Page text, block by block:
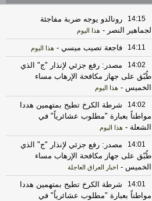
14:15
رونالدو يوجه ضربة مفاجئة
لجماهير النصر - هذا اليوم
14:11 فاجعة تصيب ميسي - هذا اليوم
14:02
مصدر: رفع جزئي لإنذار "ج" الذي
طُبّق على جهاز مكافحة الإرهاب مساء
الخميس - هذا اليوم
14:02
شرطة الكرخ تطيح بمتهمين هددا
مواطناً بعبارة "مطلوب عشائرياً" في
الشعلة - هذا اليوم
14:01
مصدر: رفع جزئي لإنذار "ج" الذي
طُبّق على جهاز مكافحة الإرهاب مساء
الخميس - اخبار العراق العاجلة
14:01
شرطة الكرخ تطيح بمتهمين هددا
مواطناً بعبارة "مطلوب عشائرياً" في